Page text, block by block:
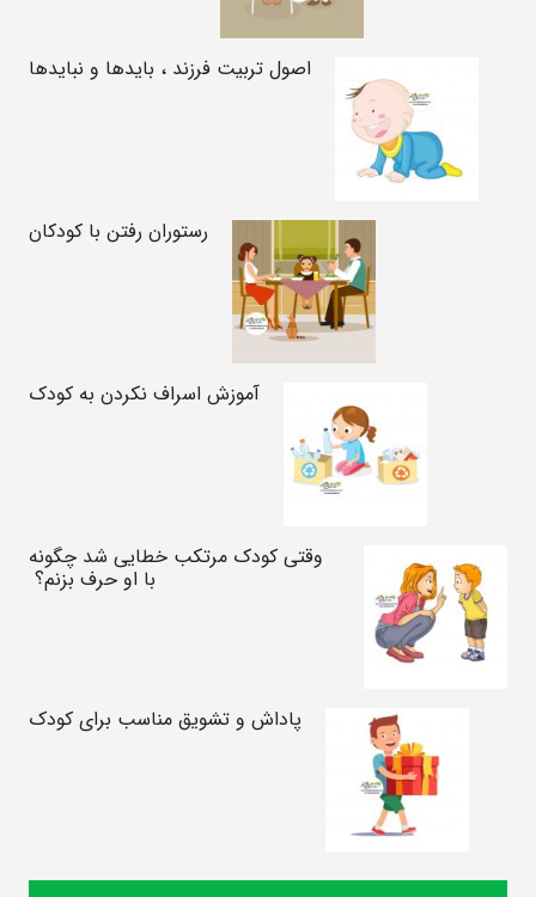
اصول تربیت فرزند ، بایدها و نبایدها
رستوران رفتن با کودکان
آموزش اسراف نکردن به کودک
وقتی کودک مرتکب خطایی شد چگونه
با او حرف بزنم؟
پاداش و تشویق مناسب برای کودک